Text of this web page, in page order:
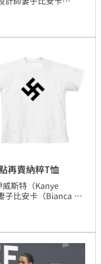
著又在超級盃痛罵
安卡準備拍攝的新片
幣）又飛了，一連串
再賣納粹T恤
斯特（Kanye
子比安卡（Bianca
與觀眾，然而他似乎
所販賣的卐字納粹標
令人作嘔」質疑他